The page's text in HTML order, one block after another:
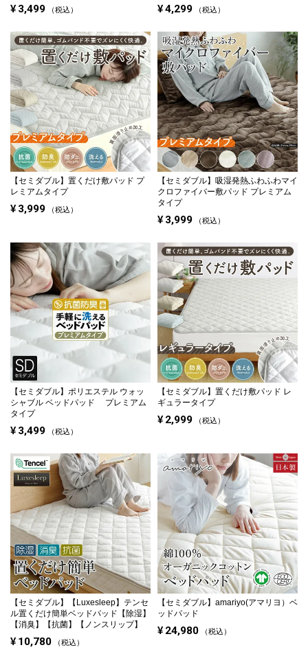
¥ 3,499 税込 ¥4,299 税込
【セミダブル】 置くだけ敷パッド プ
レミアムタイプ
¥ 3,999 税込
【セミダブル】 吸湿発熱ふわふわマイ
クロファイバー敷パッド プレミアム
タイプ
¥ 3,999 税込
【セミダブル】 ポリエステル ウォッ
シャブル ベッドパッド プレミアム
タイプ
¥ 3,499 税込
【セミダブル】 置くだけ敷パッド レ
ギュラータイプ
¥ 2,999 税込
【セミダブル】
【Luxesleep】テンセ
ル置くだけ簡単ベッドパッド【除湿】
【消臭】【抗菌】【ノンスリップ】
¥ 10,780 税込
【セミダブル】 amariyo(アマリヨ）ベ
ッドパッド
¥ 24,980 税込